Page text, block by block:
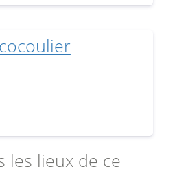
Micocoulier
les lieux de ce